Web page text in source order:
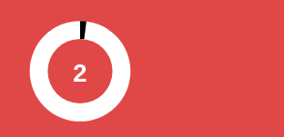
2
0 100